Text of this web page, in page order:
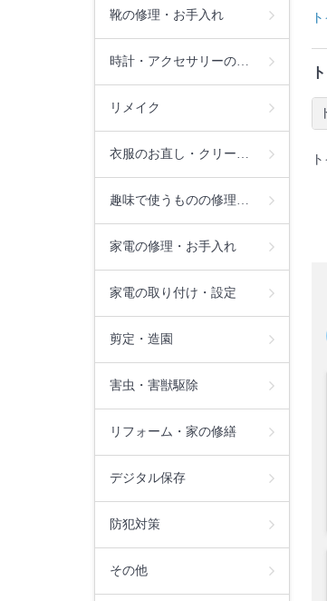
靴の修理・お手入れ
時計・アクセサリーの…
リメイク
衣服のお直し・クリー…
趣味で使うものの修理…
家電の修理・お手入れ
家電の取り付け・設定
剪定・造園
害虫・害獣駆除
リフォーム・家の修繕
デジタル保存
防犯対策
その他